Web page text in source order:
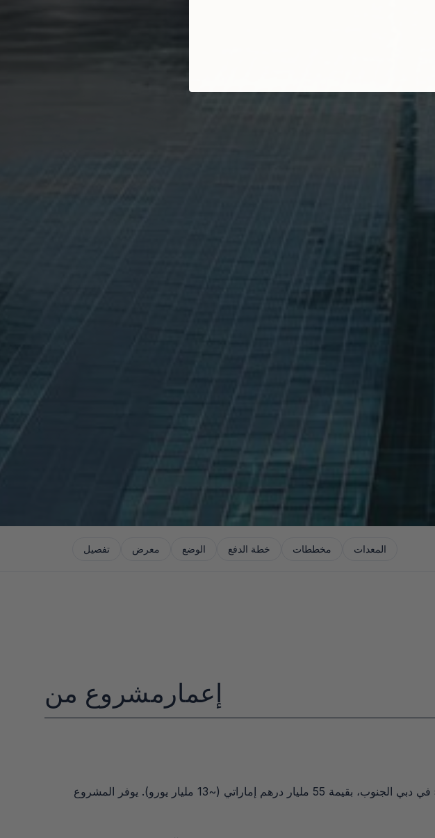
تفصيل معرض الوضع خطة الدفع مخططات المعدات
مشروع من إعمار